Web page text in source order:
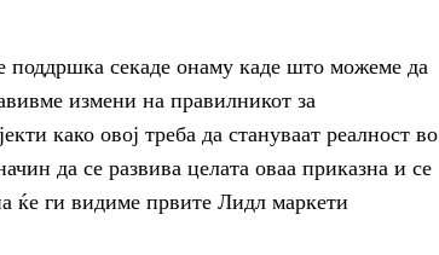
поддршка секаде онаму каде што можеме да
измени на правилникот за
како овој треба да стануваат реалност во
да се развива целата оваа приказна и се
ќе ги видиме првите Лидл маркети